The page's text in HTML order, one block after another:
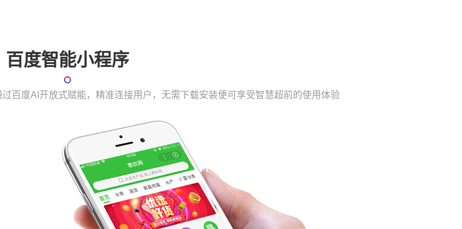
百度智能小程序
百度AI开放式赋能，精准连接用户，无需下载安装便可享受智慧超前的使用体验